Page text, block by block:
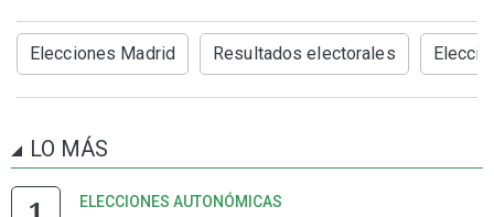
Elecciones Madrid Resultados electorales
LO MÁS
ELECCIONES AUTONÓMICAS